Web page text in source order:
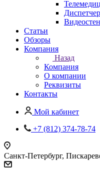
Статьи
Обзоры
Компания
Назад
Компания
О компании
Реквизиты
Контакты
Мой кабинет
+7 (812) 374-78-74
Санкт-Петербург,